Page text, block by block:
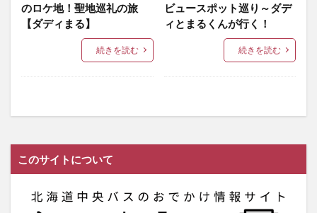
のロケ地！聖地巡礼の旅
【ダディまる】
続きを読む
ビュースポット巡り～ダデ
ィとまるくんが行く！
続きを読む
このサイトについて